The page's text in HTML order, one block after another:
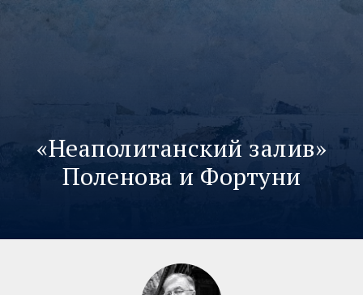
«Неаполитанский залив»
Поленова и Фортуни